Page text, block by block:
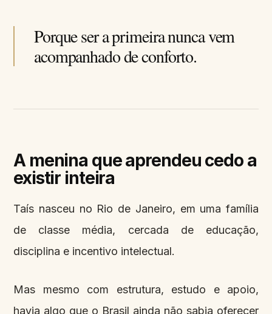
Porque ser a primeira nunca vem
acompanhado de conforto.
A menina que aprendeu cedo a
existir inteira
Taís nasceu no Rio de Janeiro, em uma família
de classe média, cercada de educação,
disciplina e incentivo intelectual.
Mas mesmo com estrutura, estudo e apoio,
havia algo que o Brasil ainda não sabia oferecer